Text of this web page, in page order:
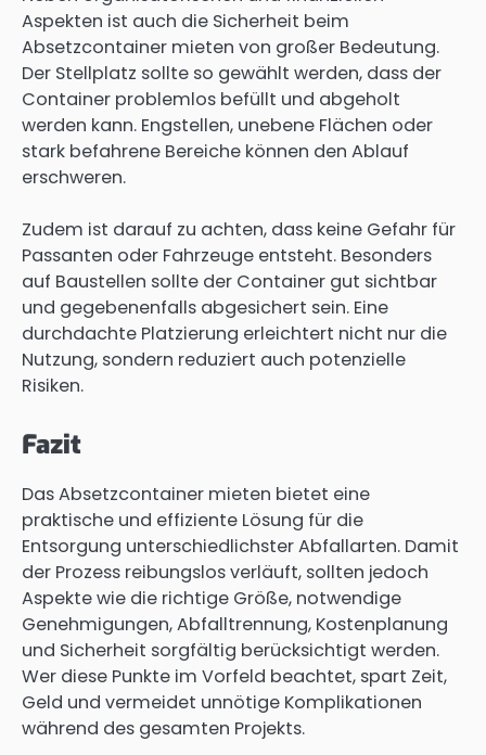
Aspekten ist auch die Sicherheit beim
Absetzcontainer mieten von großer Bedeutung.
Der Stellplatz sollte so gewählt werden, dass der
Container problemlos befüllt und abgeholt
werden kann. Engstellen, unebene Flächen oder
stark befahrene Bereiche können den Ablauf
erschweren.
Zudem ist darauf zu achten, dass keine Gefahr für
Passanten oder Fahrzeuge entsteht. Besonders
auf Baustellen sollte der Container gut sichtbar
und gegebenenfalls abgesichert sein. Eine
durchdachte Platzierung erleichtert nicht nur die
Nutzung, sondern reduziert auch potenzielle
Risiken.
Fazit
Das Absetzcontainer mieten bietet eine
praktische und effiziente Lösung für die
Entsorgung unterschiedlichster Abfallarten. Damit
der Prozess reibungslos verläuft, sollten jedoch
Aspekte wie die richtige Größe, notwendige
Genehmigungen, Abfalltrennung, Kostenplanung
und Sicherheit sorgfältig berücksichtigt werden.
Wer diese Punkte im Vorfeld beachtet, spart Zeit,
Geld und vermeidet unnötige Komplikationen
während des gesamten Projekts.